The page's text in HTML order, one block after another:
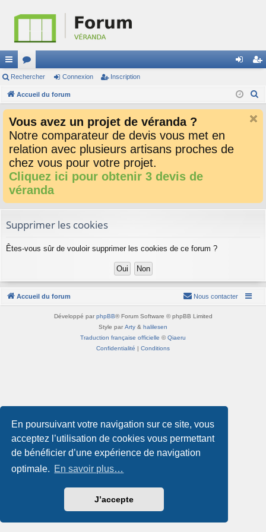
En poursuivant votre navigation sur ce site, vous
acceptez l’utilisation de cookies vous permettant
de bénéficier d’une expérience de navigation
optimale. En savoir plus…
J’accepte
ac
co
ci
or
u
s
ne cri
Rechercher Connexion Inscription
Accueil du forum
r
Vous avez un projet de véranda ?
Notre comparateur de devis vous met en
relation avec plusieurs artisans proches de
chez vous pour votre projet.
Cliquez ici pour obtenir 3 devis de
véranda
Supprimer les cookies
Êtes-vous sûr de vouloir supprimer les cookies de ce forum ?
Accueil du forum Nous contacter
Développé par phpBB® Forum Software © phpBB Limited
Style par Arty & halilesen
Traduction française officielle ©Qiaeru
Confidentialité | Conditions